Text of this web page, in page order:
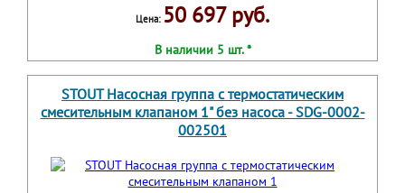
Цена: 50 697 руб.
В наличии 5 шт. *
STOUT Насосная группа с термостатическим
смесительным клапаном 1" без насоса - SDG-0002-
002501